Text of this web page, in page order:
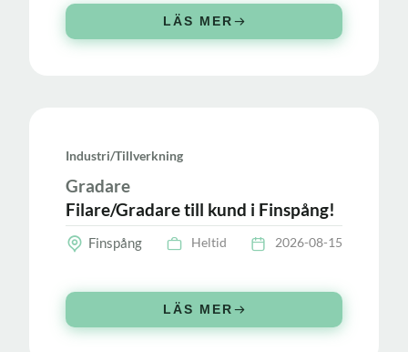
LÄS MER
Industri/tillverkning
Gradare
Filare/Gradare till kund i Finspång!
Finspång Heltid 2026-08-15
LÄS MER